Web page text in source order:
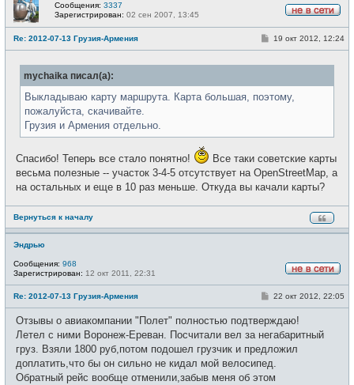
е
в
с
Сообщения: 3337
Зарегистрирован: 02 сен 2007, 13:45
Re: 2012-07-13 Грузия-Армения
С
б
е
н
19 окт 2012, 12:24
mychaika писал(а):
Выкладываю карту маршрута. Карта большая, поэтому,
пожалуйста, скачивайте.
Грузия и Армения отдельно.
Спасибо! Теперь все стало понятно!
Все таки советские карты
весьма полезные -- участок 3-4-5 отсутствует на OpenStreetMap, а
на остальных и еще в 10 раз меньше. Откуда вы качали карты?
Вернуться к началу
Эндрью
в
с
Сообщения: 968
Зарегистрирован: 12 окт 2011, 22:31
Re: 2012-07-13 Грузия-Армения
С
б
щ
н
и
е
22 окт 2012, 22:05
Отзывы о авиакомпании "Полет" полностью подтверждаю!
Летел с ними Воронеж-Ереван. Посчитали вел за негабаритный
груз. Взяли 1800 руб,потом подошел грузчик и предложил
доплатить,что бы он сильно не кидал мой велосипед.
Обратный рейс вообще отменили,забыв меня об этом